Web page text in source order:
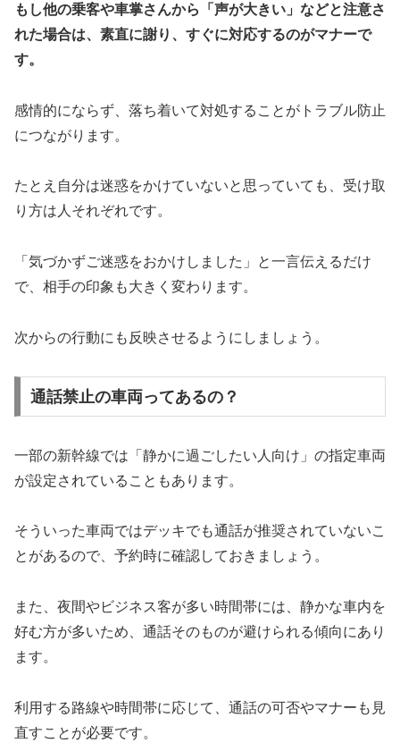
もし他の乗客や車掌さんから「声が大きい」などと注意さ
れた場合は、素直に謝り、すぐに対応するのがマナーで
す。
感情的にならず、落ち着いて対処することがトラブル防止
につながります。
たとえ自分は迷惑をかけていないと思っていても、受け取
り方は人それぞれです。
「気づかずご迷惑をおかけしました」と一言伝えるだけ
で、相手の印象も大きく変わります。
次からの行動にも反映させるようにしましょう。
通話禁止の車両ってあるの？
一部の新幹線では「静かに過ごしたい人向け」の指定車両
が設定されていることもあります。
そういった車両ではデッキでも通話が推奨されていないこ
とがあるので、予約時に確認しておきましょう。
また、夜間やビジネス客が多い時間帯には、静かな車内を
好む方が多いため、通話そのものが避けられる傾向にあり
ます。
利用する路線や時間帯に応じて、通話の可否やマナーも見
直すことが必要です。